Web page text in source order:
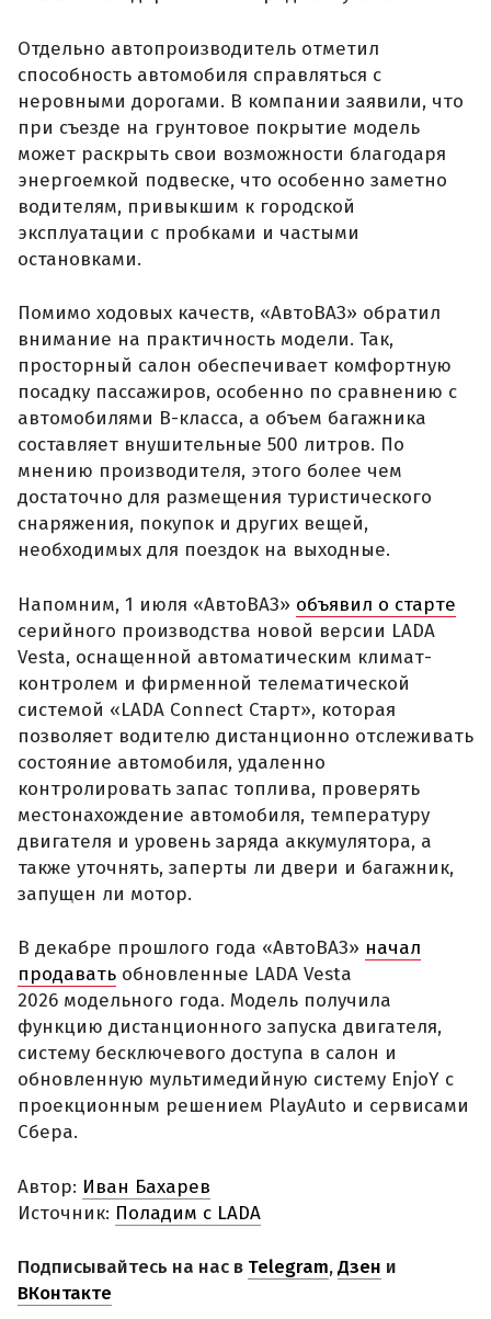
Отдельно автопроизводитель отметил
способность автомобиля справляться с
неровными дорогами. В компании заявили, что
при съезде на грунтовое покрытие модель
может раскрыть свои возможности благодаря
энергоемкой подвеске, что особенно заметно
водителям, привыкшим к городской
эксплуатации с пробками и частыми
остановками.
Помимо ходовых качеств, «АвтоВАЗ» обратил
внимание на практичность модели. Так,
просторный салон обеспечивает комфортную
посадку пассажиров, особенно по сравнению с
автомобилями B-класса, а объем багажника
составляет внушительные 500 литров. По
мнению производителя, этого более чем
достаточно для размещения туристического
снаряжения, покупок и других вещей,
необходимых для поездок на выходные.
Напомним, 1 июля «АвтоВАЗ» объявил о старте
серийного производства новой версии LADA
Vesta, оснащенной автоматическим климат-
контролем и фирменной телематической
системой «LADA Connect Старт», которая
позволяет водителю дистанционно отслеживать
состояние автомобиля, удаленно
контролировать запас топлива, проверять
местонахождение автомобиля, температуру
двигателя и уровень заряда аккумулятора, а
также уточнять, заперты ли двери и багажник,
запущен ли мотор.
В декабре прошлого года «АвтоВАЗ» начал
продавать обновленные LADA Vesta
2026 модельного года. Модель получила
функцию дистанционного запуска двигателя,
систему бесключевого доступа в салон и
обновленную мультимедийную систему EnjoY с
проекционным решением PlayAuto и сервисами
Сбера.
Автор: Иван Бахарев
Источник: Поладим с LADA
Подписывайтесь на нас в Telegram,Дзен и
ВКонтакте